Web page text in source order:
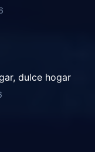
dulce hogar